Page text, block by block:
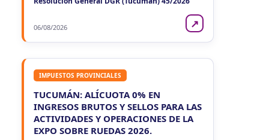
06/08/2026 ↗
IMPUESTOS PROVINCIALES
TUCUMÁN: ALÍCUOTA 0% EN
INGRESOS BRUTOS Y SELLOS PARA LAS
ACTIVIDADES Y OPERACIONES DE LA
EXPO SOBRE RUEDAS 2026.